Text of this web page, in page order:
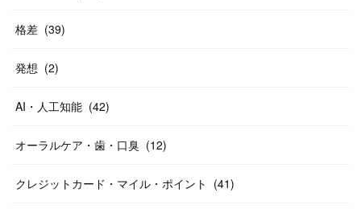
格差 (39)
発想 (2)
AI・人工知能 (42)
オーラルケア・歯・口臭 (12)
クレジットカード・マイル・ポイント (41)